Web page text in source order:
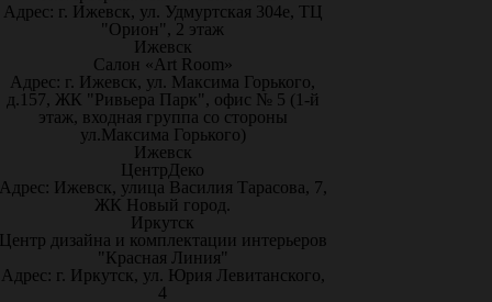
Адрес: г. Ижевск, ул. Удмуртская 304е, ТЦ
"Орион", 2 этаж
Ижевск
Салон «Art Room»
Адрес: г. Ижевск, ул. Максима Горького,
д.157, ЖК "Ривьера Парк", офис № 5 (1-й
этаж, входная группа со стороны
ул.Максима Горького)
Ижевск
ЦентрДеко
Ижевск, улица Василия Тарасова, 7,
ЖК Новый город.
Иркутск
дизайна и комплектации интерьеров
"Красная Линия"
Адрес: г. Иркутск, ул. Юрия Левитанского,
4